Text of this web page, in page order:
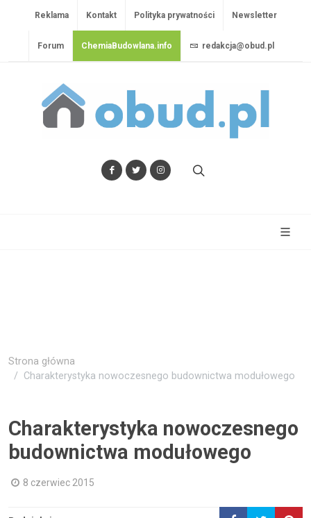
Reklama Kontakt Polityka prywatności Newsletter
Forum ChemiaBudowlana.info redakcja@obud.pl
Strona główna
Charakterystyka nowoczesnego budownictwa modułowego
Charakterystyka nowoczesnego
budownictwa modułowego
8 czerwiec 2015